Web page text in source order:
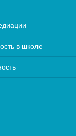
в школе